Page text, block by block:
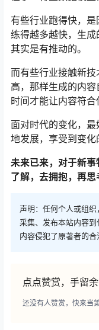
有些行业跑得快，
练得越多越快，生
其实是有推动的。
而有些行业接触新
高，那样生成的内
时间才能让内容符合
面对时代的变化，
地发展，享受到变化
未来已来，对于新
了解，去拥抱，再思
声明：任何个人或组织
采集、发布本站内容
内容侵犯了原著者的合
点点赞赏，手留
还没有人赞赏，快来当